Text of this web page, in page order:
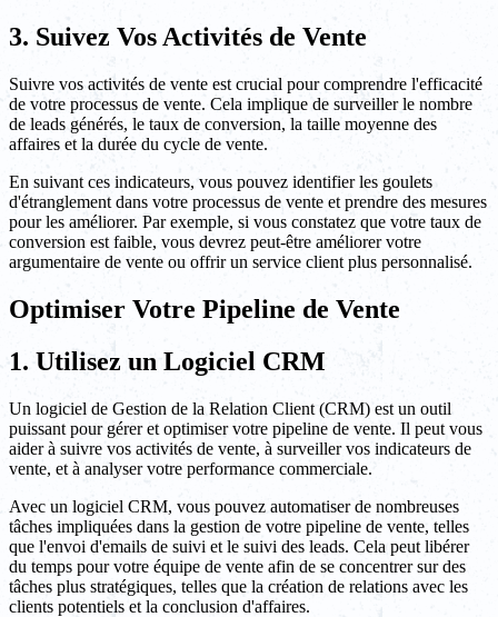
3. Suivez Vos Activités de Vente
Suivre vos activités de vente est crucial pour comprendre l'efficacité
de votre processus de vente. Cela implique de surveiller le nombre
de leads générés, le taux de conversion, la taille moyenne des
affaires et la durée du cycle de vente.
En suivant ces indicateurs, vous pouvez identifier les goulets
d'étranglement dans votre processus de vente et prendre des mesures
pour les améliorer. Par exemple, si vous constatez que votre taux de
conversion est faible, vous devrez peut-être améliorer votre
argumentaire de vente ou offrir un service client plus personnalisé.
Optimiser Votre Pipeline de Vente
1. Utilisez un Logiciel CRM
Un logiciel de Gestion de la Relation Client (CRM) est un outil
puissant pour gérer et optimiser votre pipeline de vente. Il peut vous
aider à suivre vos activités de vente, à surveiller vos indicateurs de
vente, et à analyser votre performance commerciale.
Avec un logiciel CRM, vous pouvez automatiser de nombreuses
tâches impliquées dans la gestion de votre pipeline de vente, telles
que l'envoi d'emails de suivi et le suivi des leads. Cela peut libérer
du temps pour votre équipe de vente afin de se concentrer sur des
tâches plus stratégiques, telles que la création de relations avec les
clients potentiels et la conclusion d'affaires.